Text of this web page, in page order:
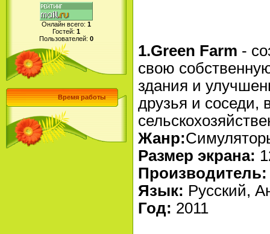
Онлайн всего: 1
Гостей: 1
Пользователей: 0
Время работы
1.Green Farm -
свою
здания и
друзья и соседи,
Жанр:
Размер экрана:
Производитель:
Язык: Русский,
Год: 2011